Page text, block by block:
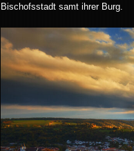
Bischofsstadt samt ihrer Burg.